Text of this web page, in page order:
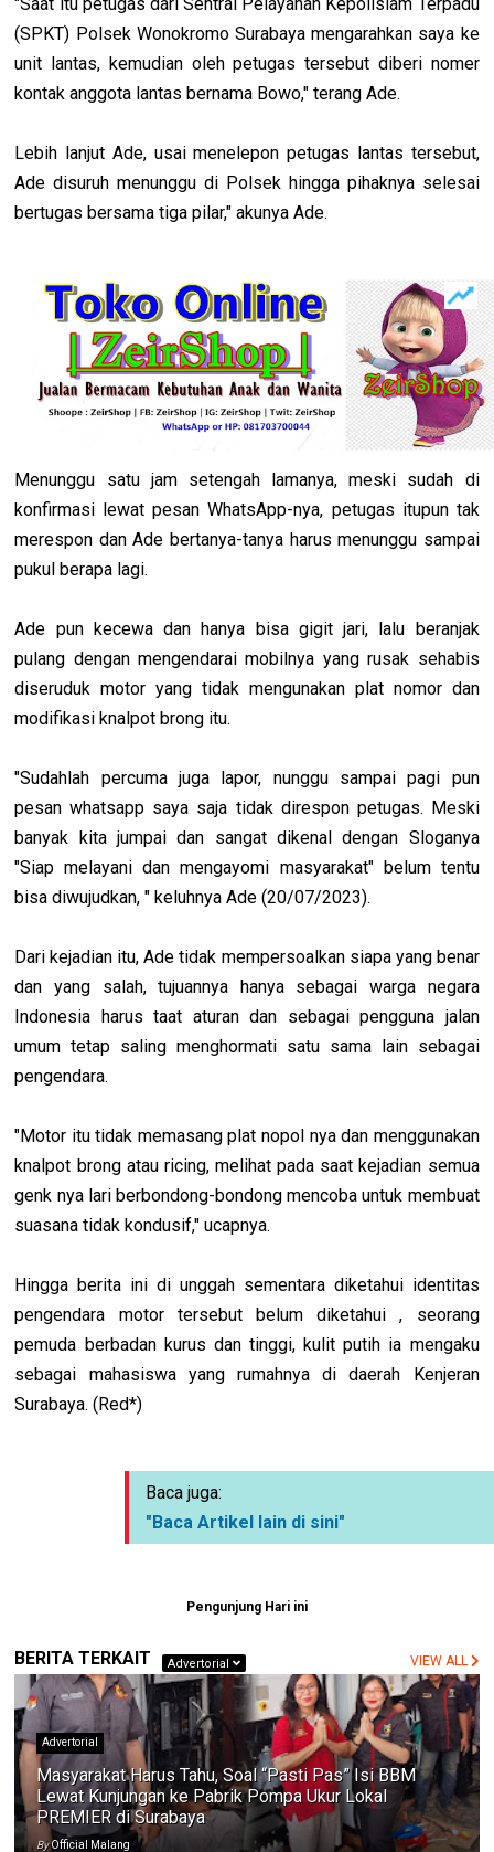
"Saat itu petugas dari Sentral Pelayanan Kepolisiam Terpadu
(SPKT) Polsek Wonokromo Surabaya mengarahkan saya ke
unit lantas, kemudian oleh petugas tersebut diberi nomer
kontak anggota lantas bernama Bowo," terang Ade.
Lebih lanjut Ade, usai menelepon petugas lantas tersebut,
Ade disuruh menunggu di Polsek hingga pihaknya selesai
bertugas bersama tiga pilar," akunya Ade.
Menunggu satu jam setengah lamanya, meski sudah di
konfirmasi lewat pesan WhatsApp-nya, petugas itupun tak
merespon dan Ade bertanya-tanya harus menunggu sampai
pukul berapa lagi.
Ade pun kecewa dan hanya bisa gigit jari, lalu beranjak
pulang dengan mengendarai mobilnya yang rusak sehabis
diseruduk motor yang tidak mengunakan plat nomor dan
modifikasi knalpot brong itu.
"Sudahlah percuma juga lapor, nunggu sampai pagi pun
pesan whatsapp saya saja tidak direspon petugas. Meski
banyak kita jumpai dan sangat dikenal dengan Sloganya
"Siap melayani dan mengayomi masyarakat" belum tentu
bisa diwujudkan, " keluhnya Ade (20/07/2023).
Dari kejadian itu, Ade tidak mempersoalkan siapa yang benar
dan yang salah, tujuannya hanya sebagai warga negara
Indonesia harus taat aturan dan sebagai pengguna jalan
umum tetap saling menghormati satu sama lain sebagai
pengendara.
"Motor itu tidak memasang plat nopol nya dan menggunakan
knalpot brong atau ricing, melihat pada saat kejadian semua
genk nya lari berbondong-bondong mencoba untuk membuat
suasana tidak kondusif," ucapnya.
Hingga berita ini di unggah sementara diketahui identitas
pengendara motor tersebut belum diketahui , seorang
pemuda berbadan kurus dan tinggi, kulit putih ia mengaku
sebagai mahasiswa yang rumahnya di daerah Kenjeran
Surabaya. (Red*)
Baca juga:
"Baca Artikel lain di sini"
Pengunjung Hari ini
BERITA TERKAIT Advertorial VIEW ALL
Advertorial
Masyarakat Harus Tahu, Soal “Pasti Pas” Isi BBM
Lewat Kunjungan ke Pabrik Pompa Ukur Lokal
PREMIER di Surabaya
ByOfficial Malang